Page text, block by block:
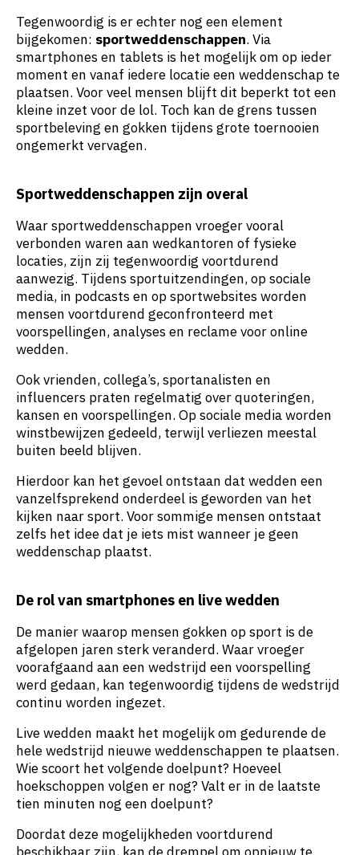
Tegenwoordig is er echter nog een element
bijgekomen: sportweddenschappen. Via
smartphones en tablets is het mogelijk om op ieder
moment en vanaf iedere locatie een weddenschap te
plaatsen. Voor veel mensen blijft dit beperkt tot een
kleine inzet voor de lol. Toch kan de grens tussen
sportbeleving en gokken tijdens grote toernooien
ongemerkt vervagen.
Sportweddenschappen zijn overal
Waar sportweddenschappen vroeger vooral
verbonden waren aan wedkantoren of fysieke
locaties, zijn zij tegenwoordig voortdurend
aanwezig. Tijdens sportuitzendingen, op sociale
media, in podcasts en op sportwebsites worden
mensen voortdurend geconfronteerd met
voorspellingen, analyses en reclame voor online
wedden.
Ook vrienden, collega’s, sportanalisten en
influencers praten regelmatig over quoteringen,
kansen en voorspellingen. Op sociale media worden
winstbewijzen gedeeld, terwijl verliezen meestal
buiten beeld blijven.
Hierdoor kan het gevoel ontstaan dat wedden een
vanzelfsprekend onderdeel is geworden van het
kijken naar sport. Voor sommige mensen ontstaat
zelfs het idee dat je iets mist wanneer je geen
weddenschap plaatst.
De rol van smartphones en live wedden
De manier waarop mensen gokken op sport is de
afgelopen jaren sterk veranderd. Waar vroeger
voorafgaand aan een wedstrijd een voorspelling
werd gedaan, kan tegenwoordig tijdens de wedstrijd
continu worden ingezet.
Live wedden maakt het mogelijk om gedurende de
hele wedstrijd nieuwe weddenschappen te plaatsen.
Wie scoort het volgende doelpunt? Hoeveel
hoekschoppen volgen er nog? Valt er in de laatste
tien minuten nog een doelpunt?
Doordat deze mogelijkheden voortdurend